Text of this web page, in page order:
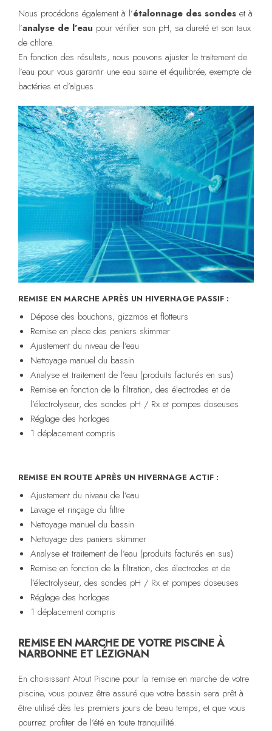
Nous procédons également à l’étalonnage des sondes et à
l’analyse de l’eau pour vérifier son pH, sa dureté et son taux
de chlore.
En fonction des résultats, nous pouvons ajuster le traitement de
l’eau pour vous garantir une eau saine et équilibrée, exempte de
bactéries et d’algues.
REMISE EN MARCHE APRÈS UN HIVERNAGE PASSIF :
Dépose des bouchons, gizzmos et flotteurs
Remise en place des paniers skimmer
Ajustement du niveau de l’eau
Nettoyage manuel du bassin
Analyse et traitement de l’eau (produits facturés en sus)
Remise en fonction de la filtration, des électrodes et de
l’électrolyseur, des sondes pH / Rx et pompes doseuses
Réglage des horloges
1 déplacement compris
REMISE EN ROUTE APRÈS UN HIVERNAGE ACTIF :
Ajustement du niveau de l’eau
Lavage et rinçage du filtre
Nettoyage manuel du bassin
Nettoyage des paniers skimmer
Analyse et traitement de l’eau (produits facturés en sus)
Remise en fonction de la filtration, des électrodes et de
l’électrolyseur, des sondes pH / Rx et pompes doseuses
Réglage des horloges
1 déplacement compris
REMISE EN MARCHE DE VOTRE PISCINE À
NARBONNE ET LÉZIGNAN
En choisissant Atout Piscine pour la remise en marche de votre
piscine, vous pouvez être assuré que votre bassin sera prêt à
être utilisé dès les premiers jours de beau temps, et que vous
pourrez profiter de l’été en toute tranquillité.